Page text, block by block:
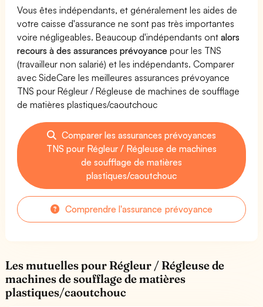
Vous êtes indépendants, et généralement les aides de
votre caisse d'assurance ne sont pas très importantes
voire négligeables. Beaucoup d'indépendants ontalors
recours à des assurances prévoyance pour les TNS
(travailleur non salarié) et les indépendants. Comparer
avec SideCare les meilleures assurances prévoyance
TNS pour Régleur / Régleuse de machines de soufflage
de matières plastiques/caoutchouc
Comparer les assurances prévoyances
TNS pour Régleur / Régleuse de machines
de soufflage de matières
plastiques/caoutchouc
Comprendre l'assurance prévoyance
Les mutuelles pour Régleur / Régleuse de
machines de soufflage de matières
plastiques/caoutchouc